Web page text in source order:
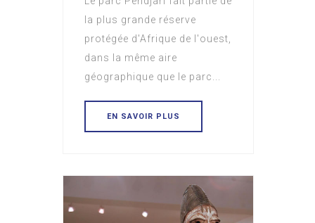
la plus grande réserve
protégée d'Afrique de l'ouest,
dans la même aire
géographique que le parc...
EN SAVOIR PLUS